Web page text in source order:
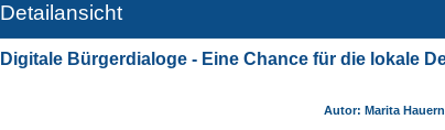
Detailansicht
Digitale Bürgerdialoge - Eine Chance für die lokale
Autor: Marita